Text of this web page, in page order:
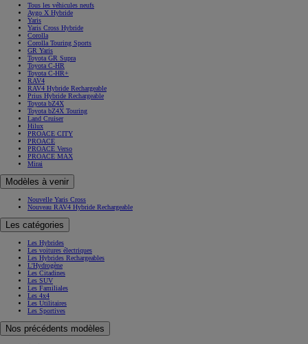
Tous les véhicules neufs
Aygo X Hybride
Yaris
Yaris Cross Hybride
Corolla
Corolla Touring Sports
GR Yaris
Toyota GR Supra
Toyota C-HR
Toyota C-HR+
RAV4
RAV4 Hybride Rechargeable
Prius Hybride Rechargeable
Toyota bZ4X
Toyota bZ4X Touring
Land Cruiser
Hilux
PROACE CITY
PROACE
PROACE Verso
PROACE MAX
Mirai
Modèles à venir
Nouvelle Yaris Cross
Nouveau RAV4 Hybride Rechargeable
Les catégories
Les Hybrides
Les voitures électriques
Les Hybrides Rechargeables
L'Hydrogène
Les Citadines
Les SUV
Les Familiales
Les 4x4
Les Utilitaires
Les Sportives
Nos précédents modèles